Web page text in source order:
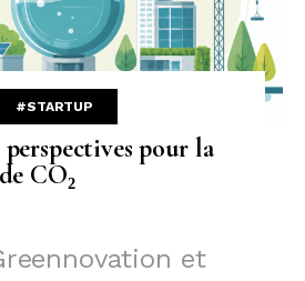
#STARTUP
pour la
CO₂
et